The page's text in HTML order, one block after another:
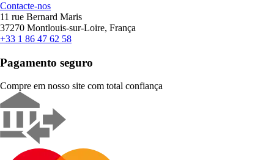
Contacte-nos
11 rue Bernard Maris
37270 Montlouis-sur-Loire, França
+33 1 86 47 62 58
Pagamento seguro
Compre em nosso site com total confiança